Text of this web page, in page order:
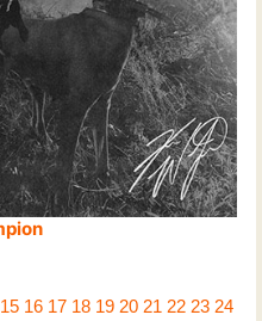
15 16 17 18 19 20 21 22 23 24